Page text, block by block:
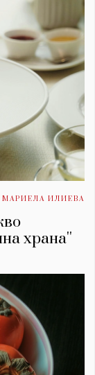
МАРИЕЛА ИЛИЕВА
храна''